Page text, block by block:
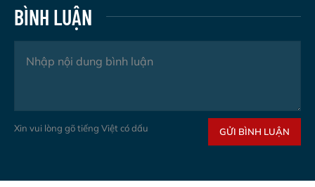
BÌNH LUẬN
Xin vui lòng gõ tiếng Việt có dấu GỬI BÌNH LUẬN